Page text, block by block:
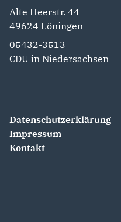
Alte Heerstr. 44
49624 Löningen
05432-3513
CDU in Niedersachsen
Datenschutzerklärung
Impressum
Kontakt